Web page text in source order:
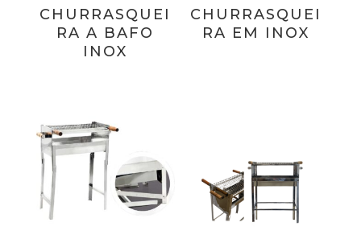
CHURRASQUEI
RA A BAFO
INOX
CHURRASQUEI
RA EM INOX